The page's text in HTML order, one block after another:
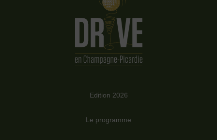
Edition 2026
Le programme